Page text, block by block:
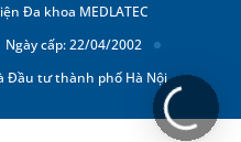
Đa khoa MEDLATEC
Ngày cấp: 22/04/2002
Đầu tư thành phố Hà Nội